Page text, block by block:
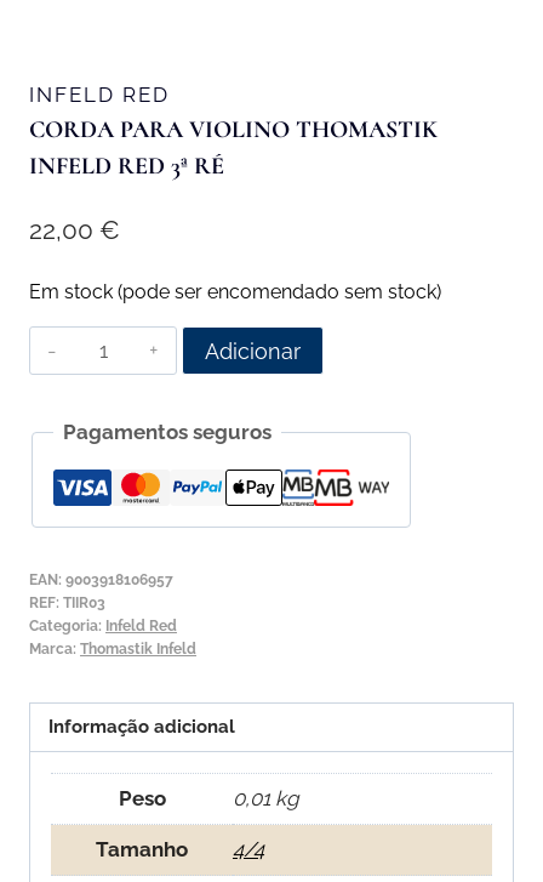
INFELD RED
CORDA PARA VIOLINO THOMASTIK
INFELD RED 3ª RÉ
22,00 €
Em stock (pode ser encomendado sem stock)
Quantidade
de
para
Violino
Thomastik
Red
3ª
Ré
Adicionar
Pagamentos seguros
EAN: 9003918106957
REF: TIIR03
Categoria: Infeld Red
Marca: Thomastik Infeld
Informação adicional
Peso 0,01 kg
Tamanho 4/4